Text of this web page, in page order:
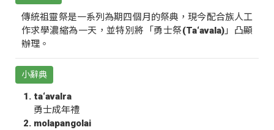
傳統祖靈祭是一系列為期四個月的祭典，現今配合族人工
作求學濃縮為一天，並特別將「勇士祭(Ta‘avala)」凸顯
辦理。
小辭典
ta‘avalra
勇士成年禮
molapangolai